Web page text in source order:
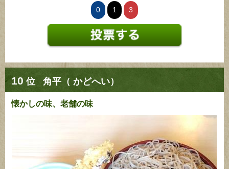
0 1 3
10 位 角平（ かどへい）
懐かしの味、老舗の味